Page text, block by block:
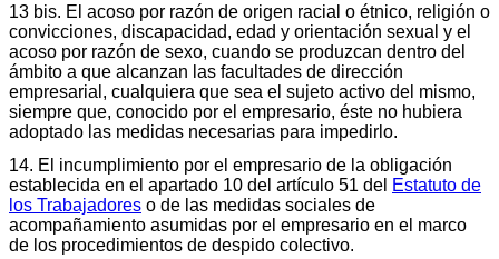
13 bis. El acoso por razón de origen racial o étnico, religión o
convicciones, discapacidad, edad y orientación sexual y el
acoso por razón de sexo, cuando se produzcan dentro del
ámbito a que alcanzan las facultades de dirección
empresarial, cualquiera que sea el sujeto activo del mismo,
siempre que, conocido por el empresario, éste no hubiera
adoptado las medidas necesarias para impedirlo.
14. El incumplimiento por el empresario de la obligación
establecida en el apartado 10 del artículo 51 del Estatuto de
los Trabajadores o de las medidas sociales de
acompañamiento asumidas por el empresario en el marco
de los procedimientos de despido colectivo.